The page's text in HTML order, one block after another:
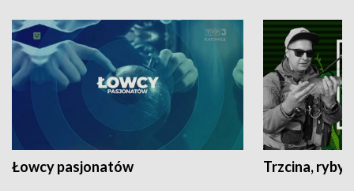
Łowcy pasjonatów Trzcina, ryby